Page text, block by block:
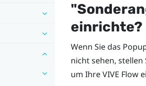
"‍
einrichte?
Wenn Sie das
nicht sehen, stellen
um IhreVIVE Flow